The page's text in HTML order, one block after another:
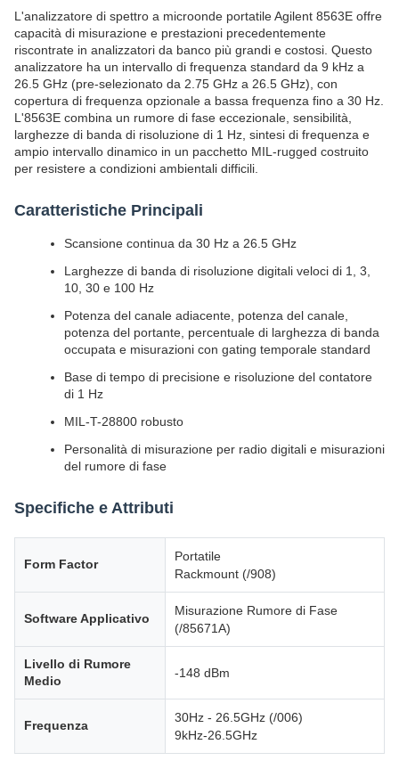
L'analizzatore di spettro a microonde portatile Agilent 8563E offre
capacità di misurazione e prestazioni precedentemente
riscontrate in analizzatori da banco più grandi e costosi. Questo
analizzatore ha un intervallo di frequenza standard da 9 kHz a
26.5 GHz (pre-selezionato da 2.75 GHz a 26.5 GHz), con
copertura di frequenza opzionale a bassa frequenza fino a 30 Hz.
L'8563E combina un rumore di fase eccezionale, sensibilità,
larghezze di banda di risoluzione di 1 Hz, sintesi di frequenza e
ampio intervallo dinamico in un pacchetto MIL-rugged costruito
per resistere a condizioni ambientali difficili.
Caratteristiche Principali
Scansione continua da 30 Hz a 26.5 GHz
Larghezze di banda di risoluzione digitali veloci di 1, 3,
10, 30 e 100 Hz
Potenza del canale adiacente, potenza del canale,
potenza del portante, percentuale di larghezza di banda
occupata e misurazioni con gating temporale standard
Base di tempo di precisione e risoluzione del contatore
di 1 Hz
MIL-T-28800 robusto
Personalità di misurazione per radio digitali e misurazioni
del rumore di fase
Specifiche e Attributi
Form Factor
Portatile
Rackmount (/908)
Software Applicativo
Misurazione Rumore di Fase
(/85671A)
Livello di Rumore
Medio
-148 dBm
Frequenza
30Hz - 26.5GHz (/006)
9kHz-26.5GHz